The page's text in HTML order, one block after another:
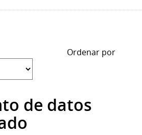
Ordenar por
de datos